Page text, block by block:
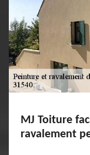
MJ Toiture
ravalement